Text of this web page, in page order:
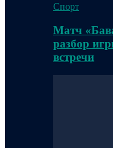
Спорт
Матч
разбор
встречи